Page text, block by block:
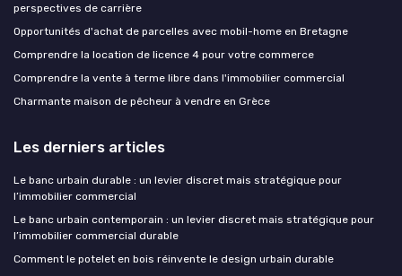
perspectives de carrière
Opportunités d'achat de parcelles avec mobil-home en Bretagne
Comprendre la location de licence 4 pour votre commerce
Comprendre la vente à terme libre dans l'immobilier commercial
Charmante maison de pêcheur à vendre en Grèce
Les derniers articles
Le banc urbain durable : un levier discret mais stratégique pour
l’immobilier commercial
Le banc urbain contemporain : un levier discret mais stratégique pour
l’immobilier commercial durable
Comment le potelet en bois réinvente le design urbain durable